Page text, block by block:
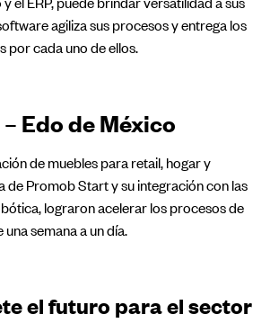
agiliza sus procesos y entrega los
por cada uno de ellos.
Edo de México
de muebles para retail, hogar y
de Promob Start y su integración con las
lograron acelerar los procesos de
semana a un día.
el futuro para el sector